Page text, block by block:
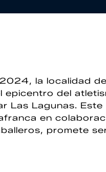
la localidad
epicentro del
Las Lagunas.
en
promete